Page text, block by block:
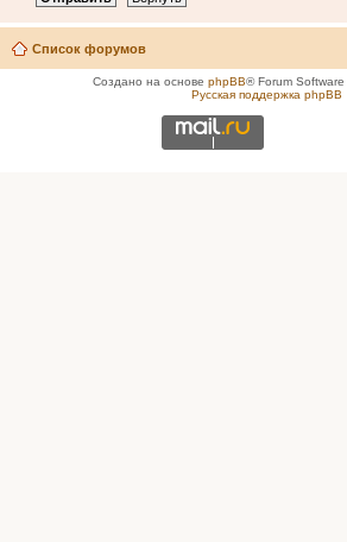
Список форумов
Создано на основе phpBB® Forum
Русская поддержка phpBB